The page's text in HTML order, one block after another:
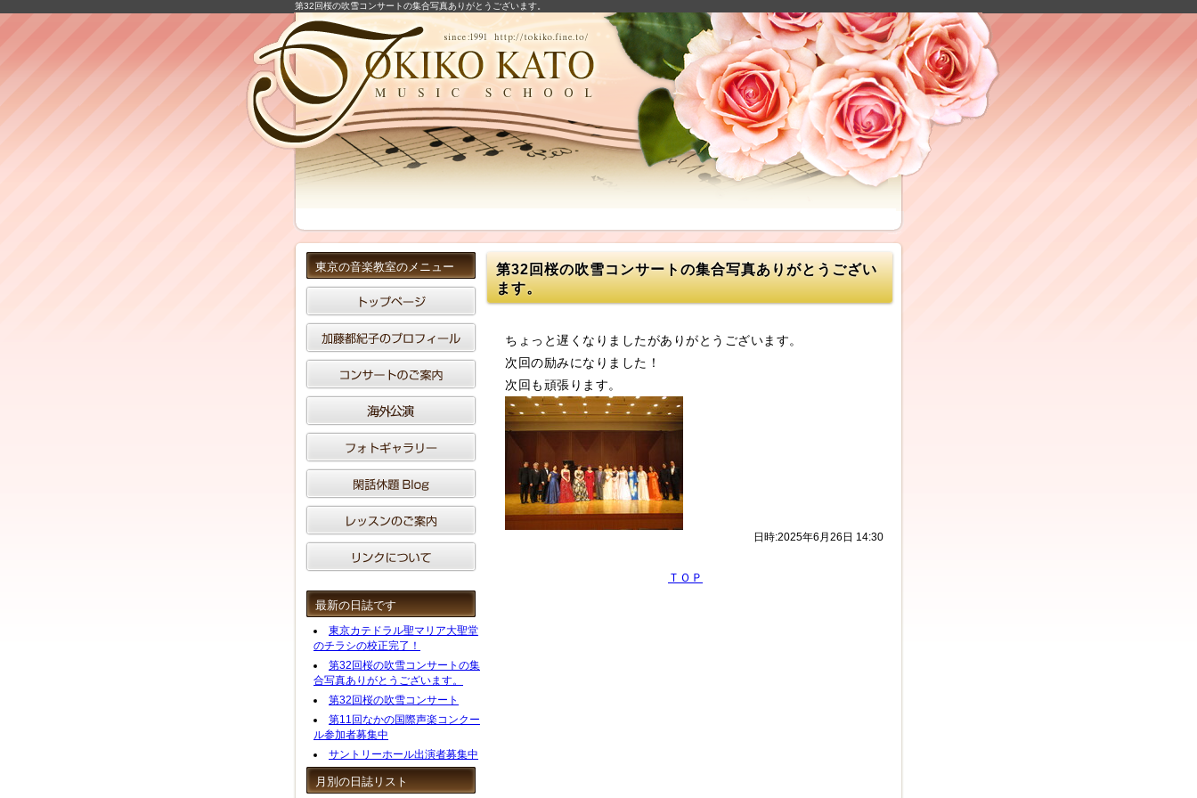
第32回桜の吹雪コンサートの集合写真ありがとうございます。
東京の音楽教室のメニュー
最新の日誌です
東京カテドラル聖マリア大聖堂
のチラシの校正完了！
第32回桜の吹雪コンサートの集
合写真ありがとうございます。
第32回桜の吹雪コンサート
第11回なかの国際声楽コンクー
ル参加者募集中
サントリーホール出演者募集中
月別の日誌リスト
第32回桜の吹雪コンサートの集合写真ありがとうござい
ます。
ちょっと遅くなりましたがありがとうございます。
次回の励みになりました！
次回も頑張ります。
日時:2025年6月26日 14:30
ＴＯＰ